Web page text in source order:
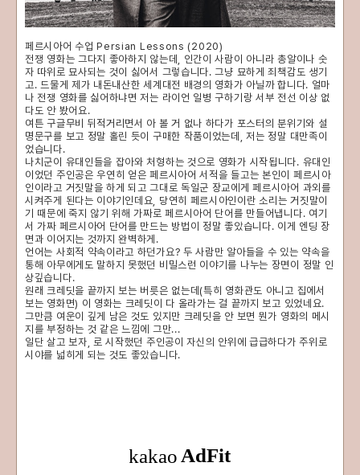
페르시아어 수업 Persian Lessons (2020)
전쟁 영화는 그다지 좋아하지 않는데, 인간이 사람이 아니라 총알이나 숫
자 따위로 묘사되는 것이 싫어서 그렇습니다. 그냥 묘하게 죄책감도 생기
고. 드물게 제가 내돈내산한 세계대전 배경의 영화가 아닐까 합니다. 얼마
나 전쟁 영화를 싫어하냐면 저는 라이언 일병 구하기랑 서부 전선 이상 없
다도 안 봤어요.
여튼 구글무비 뒤적거리면서 아 볼 거 없나 하다가 포스터의 분위기와 설
명문구를 보고 정말 홀린 듯이 구매한 작품이었는데, 저는 정말 대만족이
었습니다.
나치군이 유대인들을 잡아와 처형하는 것으로 영화가 시작됩니다. 유대인
이었던 주인공은 우연히 얻은 페르시아어 서적을 들고는 본인이 페르시아
인이라고 거짓말을 하게 되고 그대로 독일군 장교에게 페르시아어 과외를
시켜주게 된다는 이야기인데요, 당연히 페르시아인이란 소리는 거짓말이
기 때문에 죽지 않기 위해 가짜로 페르시아어 단어를 만들어냅니다. 여기
서 가짜 페르시아어 단어를 만드는 방법이 정말 좋았습니다. 이게 엔딩 장
면과 이어지는 것까지 완벽하게.
언어는 사회적 약속이라고 하던가요? 두 사람만 알아들을 수 있는 약속을
통해 아무에게도 말하지 못했던 비밀스런 이야기를 나누는 장면이 정말 인
상깊습니다.
원래 크레딧을 끝까지 보는 버릇은 없는데(특히 영화관도 아니고 집에서
보는 영화면) 이 영화는 크레딧이 다 올라가는 걸 끝까지 보고 있었네요.
그만큼 여운이 깊게 남은 것도 있지만 크레딧을 안 보면 뭔가 영화의 메시
지를 부정하는 것 같은 느낌에 그만...
일단 살고 보자, 로 시작했던 주인공이 자신의 안위에 급급하다가 주위로
시야를 넓히게 되는 것도 좋았습니다.